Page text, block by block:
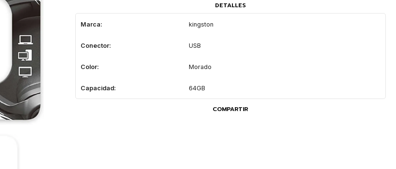
DETALLES
Marca: kingston
Conector: USB
Color: Morado
Capacidad: 64GB
COMPARTIR